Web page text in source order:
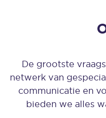
De grootste
netwerk van
communicatie en
bieden we alles